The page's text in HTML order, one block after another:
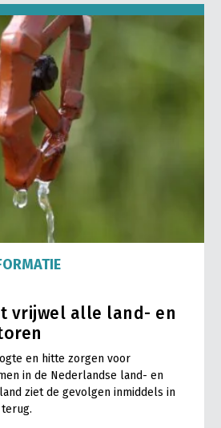
vrijwel alle land- en
en hitte zorgen voor
in de Nederlandse land- en
ziet de gevolgen inmiddels in